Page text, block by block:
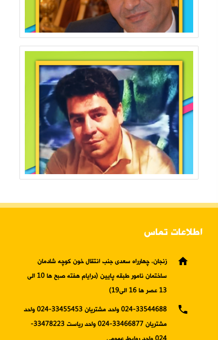
اطلاعات تماس
home
زنجان، چهارراه سعدی جنب انتقال خون کوچه شادمان
ساختمان نامور طبقه پایین (درایام هفته صبح ها 10 الی
13 عصر ها 16 الی19)
phone
024-33544688 واحد مشتریان 33455453-024 واحد
مشتریان 33466877-024 واحد ریاست 33478223-